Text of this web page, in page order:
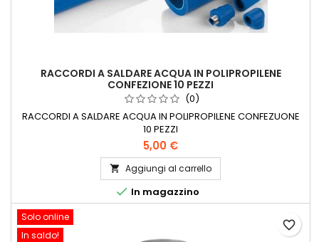
RACCORDI A SALDARE ACQUA IN POLIPROPILENE
CONFEZIONE 10 PEZZI
(0)
RACCORDI A SALDARE ACQUA IN POLIPROPILENE CONFEZUONE
10 PEZZI
5,00 €
 Aggiungi al carrello
 In magazzino
Solo online
In saldo!
favorite_border